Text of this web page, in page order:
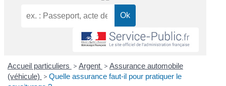
Accueil particuliers > Argent > Assurance automobile
(véhicule) > Quelle assurance faut-il pour pratiquer le